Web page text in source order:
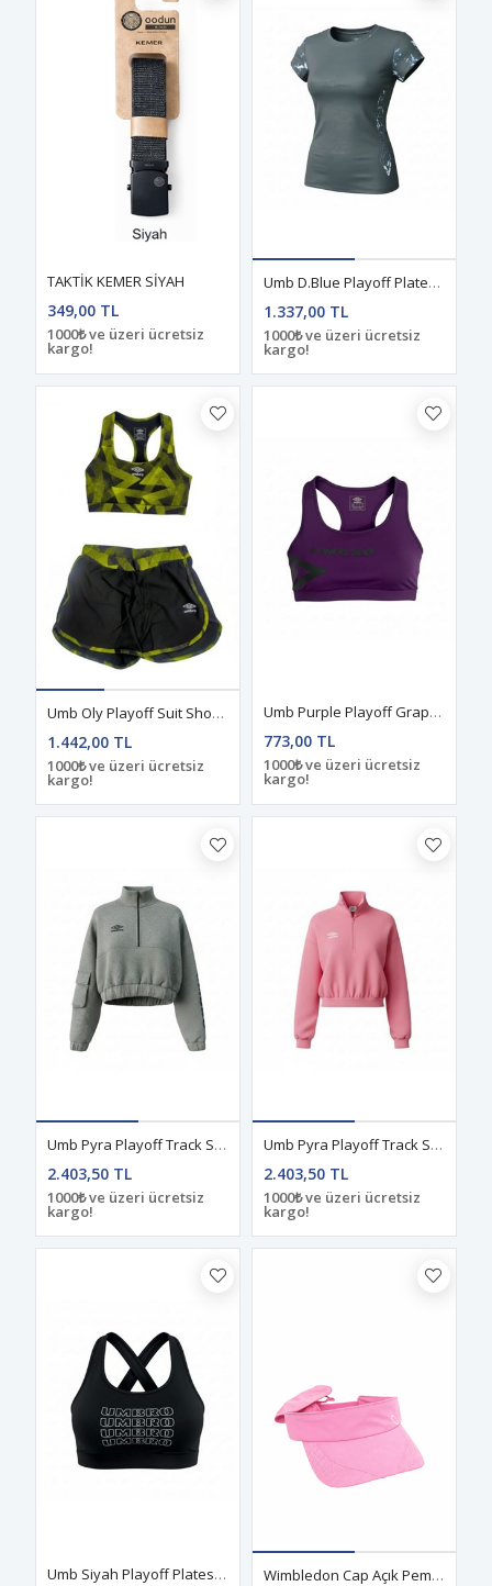
TAKTİK KEMER SİYAH
349,00 TL
1000₺ ve üzeri ücretsiz
kargo!
Umb D.Blue Playoff Plates Tayt Takım D.Blue
1.337,00 TL
1000₺ ve üzeri ücretsiz
kargo!
Umb Oly Playoff Suit Short Bralet Takım Yellow
1.442,00 TL
1000₺ ve üzeri ücretsiz
kargo!
Umb Purple Playoff Graps Warm Plates Üst Bralet
773,00 TL
1000₺ ve üzeri ücretsiz
kargo!
Umb Pyra Playoff Track Suit Eşofman Takım Antrasit
2.403,50 TL
1000₺ ve üzeri ücretsiz
kargo!
Umb Pyra Playoff Track Suit Eşofman Takım Pink
2.403,50 TL
1000₺ ve üzeri ücretsiz
kargo!
Umb Siyah Playoff Plates Üst Bralet Wimbledon Cap Açık Pembe Şapka